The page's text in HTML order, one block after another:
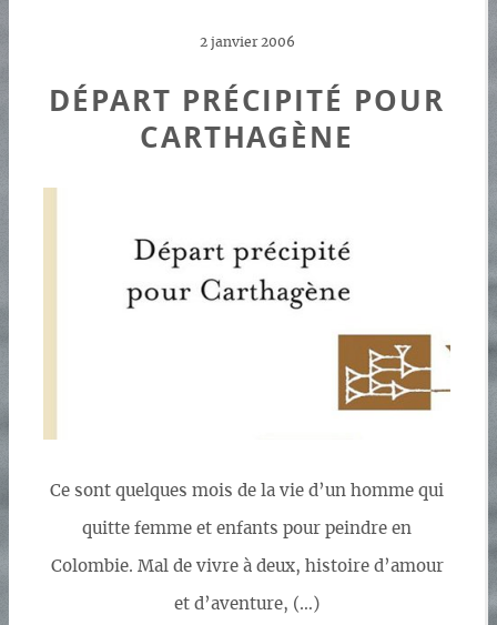
2 janvier 2006
DÉPART PRÉCIPITÉ POUR
CARTHAGÈNE
Ce sont quelques mois de la vie d’un homme qui
quitte femme et enfants pour peindre en
Colombie. Mal de vivre à deux, histoire d’amour
et d’aventure, (…)